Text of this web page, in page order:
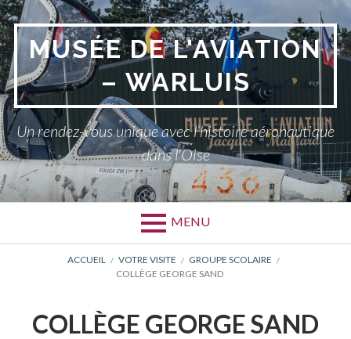
Aller
au
contenuMUSÉE DE L'AVIATION
– WARLUIS
Un rendez-vous unique avec l’histoire aéronautique
dans l'Oise
MENU
ACCUEIL VOTRE VISITE
GROUPE SCOLAIRE
COLLÈGE GEORGE SAND
COLLÈGE GEORGE SAND